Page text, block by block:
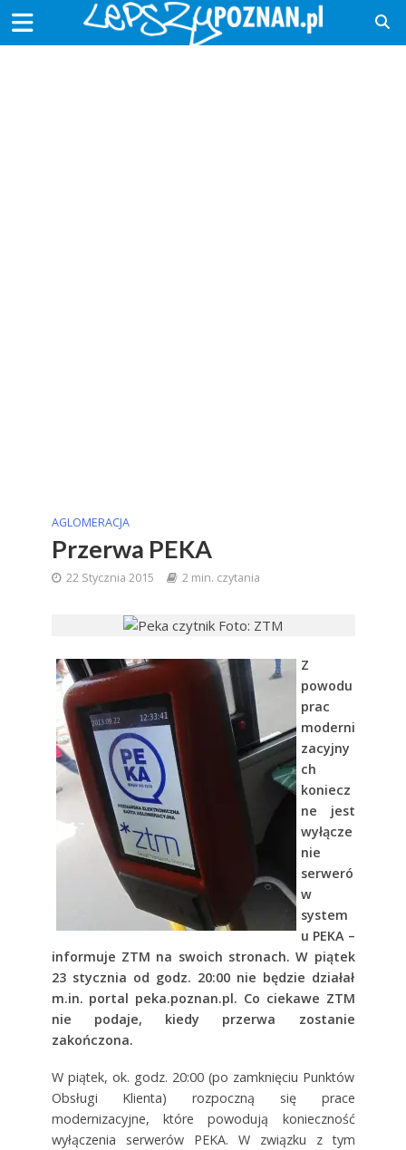
AGLOMERACJA
Przerwa PEKA
22 Stycznia 2015 2 min. czytania
Z
powodu
prac
moderni
zacyjny
ch
koniecz
ne jest
wyłącze
nie
serweró
w
system
u PEKA –
informuje ZTM na swoich stronach. W piątek
23 stycznia od godz. 20:00 nie będzie działał
m.in. portal peka.poznan.pl. Co ciekawe ZTM
nie podaje, kiedy przerwa zostanie
zakończona.
W piątek, ok. godz. 20:00 (po zamknięciu Punktów
Obsługi Klienta) rozpoczną się prace
modernizacyjne, które powodują konieczność
wyłączenia serwerów PEKA. W związku z tym